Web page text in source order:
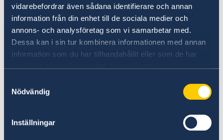
vidarebefordrar även sådana identifierare och annan
information från din enhet till de sociala medier och
annons- och analysföretag som vi samarbetar med.
Dessa kan i sin tur kombinera informationen med annan
information som du har tillhandahållit eller som de har
Nödvändig
Inställningar
Lokala lagar och sedvänjor
Kriminalitet och personlig säkerhet
Trafiksäkerhet
Terrorism
Uppsöka sjukhus eller läkare
Kontakt med försäkringsbolag
Svenska Handelskammaren i Chile
Handelsstatistik
Anmäla handelshinder
visumkrav. Mer information finner du under
in- och utresebestämmelser i Ambassadens
reseinformation
.
utresebestämmelserna, inklusive vilka
handlingar som krävs, med den chilenska
chilenskt konsulat